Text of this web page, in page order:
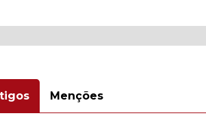
Menções